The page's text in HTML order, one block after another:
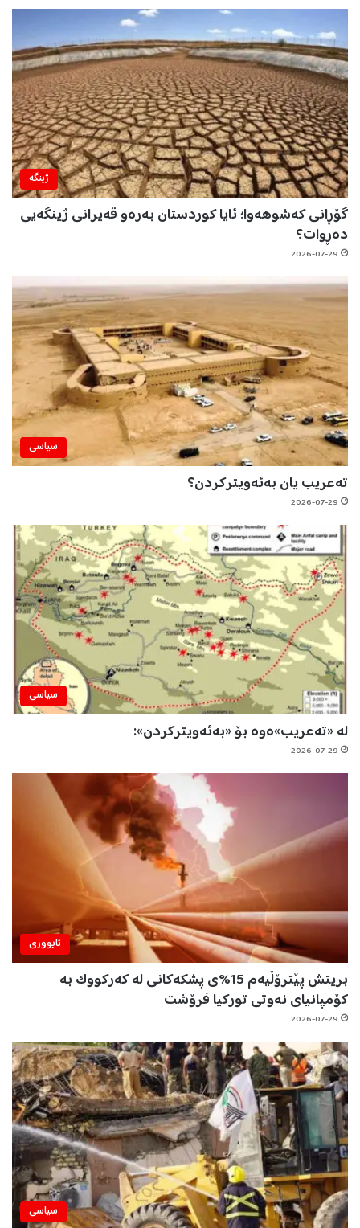
ژینگه‌
گۆڕانی کەشوهەوا؛ ئایا کوردستان بەرەو قەیرانی ژینگەیی
دەڕوات؟
2026-07-29
سیاسی
تەعریب یان بەئەویترکردن؟
2026-07-29
سیاسی
لە «تەعریب»ەوە بۆ «بەئەویترکردن»:
2026-07-29
ئابووری
بریتش پێترۆڵیەم 15%ی پشکەکانی لە کەرکووک بە
کۆمپانیای نەوتی تورکیا فرۆشت
2026-07-29
سیاسی